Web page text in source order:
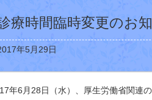
療時間臨時変更のお
年5月29日
年6月28日（水）、厚生労働省関連